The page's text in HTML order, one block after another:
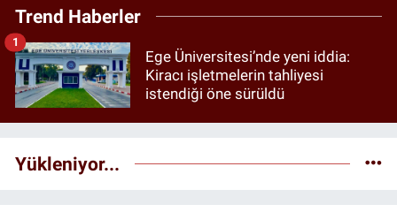
Trend Haberler
Ege Üniversitesi’nde yeni iddia:
Kiracı işletmelerin tahliyesi
istendiği öne sürüldü
1
Yükleniyor...